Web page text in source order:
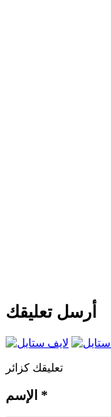
أرسل تعليقك
تعليقك كزائر
*